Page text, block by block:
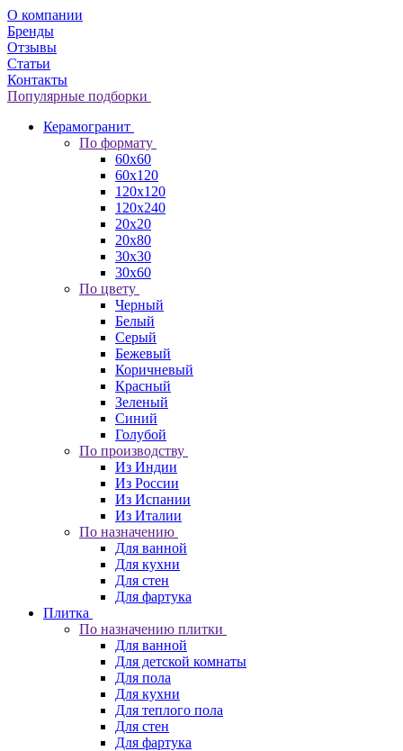
О компании
Бренды
Отзывы
Статьи
Контакты
Популярные подборки
Керамогранит
По формату
60x60
60x120
120x120
120x240
20x20
20x80
30x30
30x60
По цвету
Черный
Белый
Серый
Бежевый
Коричневый
Красный
Зеленый
Синий
Голубой
По производству
Из Индии
Из России
Из Испании
Из Италии
По назначению
Для ванной
Для кухни
Для стен
Для фартука
Плитка
По назначению плитки
Для ванной
Для детской комнаты
Для пола
Для кухни
Для теплого пола
Для стен
Для фартука